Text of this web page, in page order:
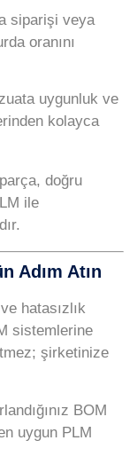
siparişi veya
oranını
uygunluk ve
kolayca
doğru
ile
Adım Atın
hatasızlık
sistemlerine
şirketinize
BOM
uygun PLM